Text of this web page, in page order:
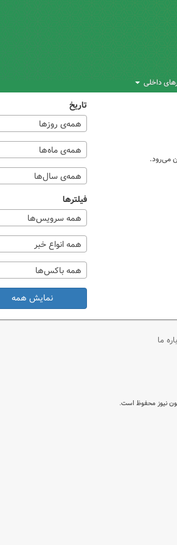
داخلی
می‌رود.
تاریخ
همه‌ی روزها
همه‌ی ماه‌ها
همه‌ی سال‌ها
فیلترها
همه سرویس‌ها
همه انواع خبر
همه باکس‌ها
نمایش همه
ما
نیوز محفوظ است.